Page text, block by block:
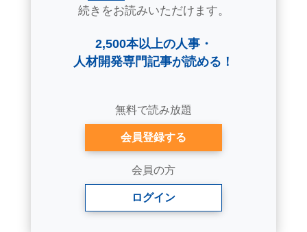
続きをお読みいただけます。
2,500本以上の人事・
人材開発専門記事が読める！
無料で読み放題
会員登録する
会員の方
ログイン